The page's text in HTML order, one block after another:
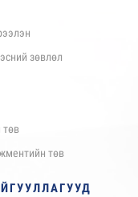
зөвлөл
төв
төв